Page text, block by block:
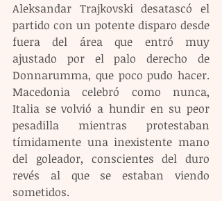
Aleksandar Trajkovski desatascó el
partido con un potente disparo desde
fuera del área que entró muy
ajustado por el palo derecho de
Donnarumma, que poco pudo hacer.
Macedonia celebró como nunca,
Italia se volvió a hundir en su peor
pesadilla mientras protestaban
tímidamente una inexistente mano
del goleador, conscientes del duro
revés al que se estaban viendo
sometidos.